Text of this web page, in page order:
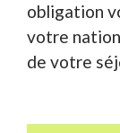
obligation
votre
de votre